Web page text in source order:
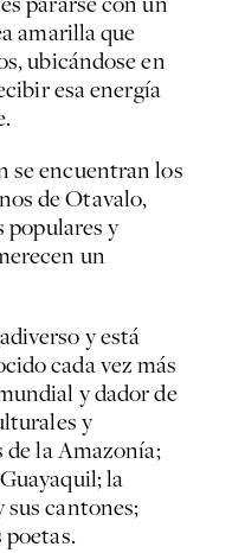
amarilla que
ubicándose en
esa energía
se encuentran los
de Otavalo,
populares y
un
y está
cada vez más
y dador de
y
la Amazonía;
la
cantones;